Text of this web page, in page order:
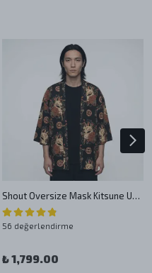
Shout Oversize Mask Kitsune Unisex Kimono
56 değerlendirme
₺ 1,799.00